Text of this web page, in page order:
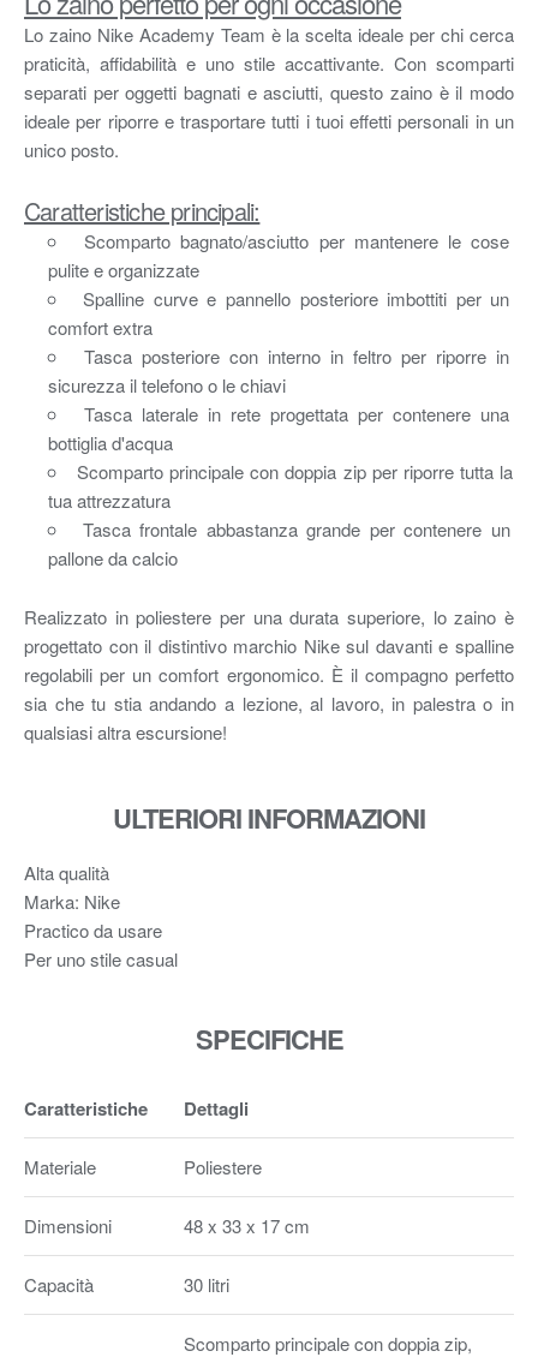
Lo zaino Nike Academy Team è la scelta ideale per chi cerca
praticità, affidabilità e uno stile accattivante. Con scomparti
separati per oggetti bagnati e asciutti, questo zaino è il modo
ideale per riporre e trasportare tutti i tuoi effetti personali in un
unico posto.
Caratteristiche principali:
Scomparto bagnato/asciutto per mantenere le cose
pulite e organizzate
Spalline curve e pannello posteriore imbottiti per un
comfort extra
Tasca posteriore con interno in feltro per riporre in
sicurezza il telefono o le chiavi
Tasca laterale in rete progettata per contenere una
bottiglia d'acqua
Scomparto principale con doppia zip per riporre tutta la
tua attrezzatura
Tasca frontale abbastanza grande per contenere un
pallone da calcio
Realizzato in poliestere per una durata superiore, lo zaino è
progettato con il distintivo marchio Nike sul davanti e spalline
regolabili per un comfort ergonomico. È il compagno perfetto
sia che tu stia andando a lezione, al lavoro, in palestra o in
qualsiasi altra escursione!
ULTERIORI INFORMAZIONI
Alta qualità
Marka: Nike
Practico da usare
Per uno stile casual
SPECIFICHE
Caratteristiche Dettagli
Materiale Poliestere
Dimensioni 48 x 33 x 17 cm
Capacità 30 litri
Scomparto principale con doppia zip,